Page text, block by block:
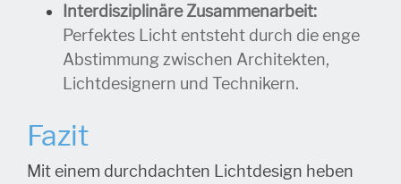
Interdisziplinäre Zusammenarbeit:
Perfektes Licht entsteht durch die enge
Abstimmung zwischen Architekten,
Lichtdesignern und Technikern.
Fazit
Mit einem durchdachten Lichtdesign heben